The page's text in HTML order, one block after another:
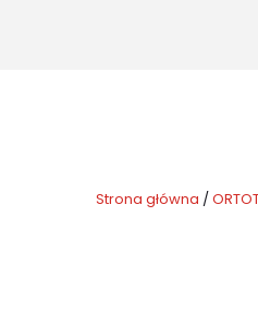
themes/mywam/
Strona główna /